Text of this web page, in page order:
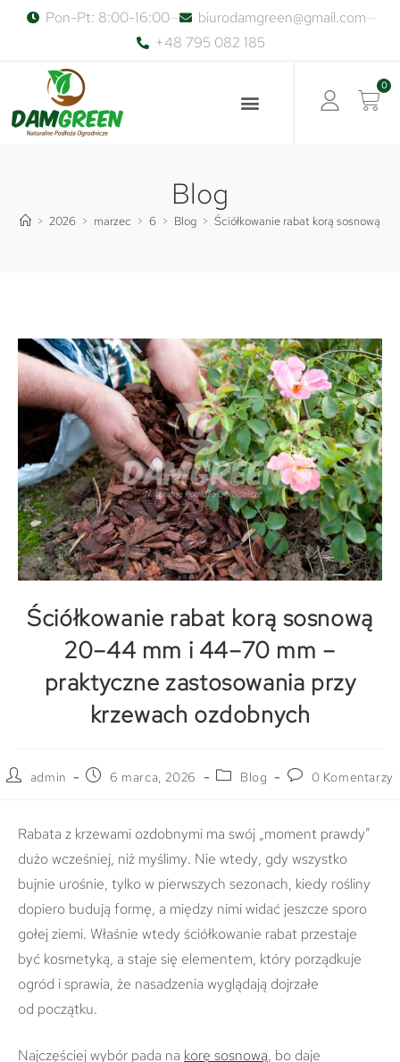
Pon-Pt: 8:00-16:00
biurodamgreen@gmail.com
+48 795 082 185
0
Blog
> 2026 > marzec > 6 > Blog > Ściółkowanie rabat korą sosnową
Ściółkowanie rabat korą sosnową
20–44 mm i 44–70 mm –
praktyczne zastosowania przy
krzewach ozdobnych
admin 6 marca, 2026 Blog 0 Komentarzy
Rabata z krzewami ozdobnymi ma swój „moment prawdy”
dużo wcześniej, niż myślimy. Nie wtedy, gdy wszystko
bujnie urośnie, tylko w pierwszych sezonach, kiedy rośliny
dopiero budują formę, a między nimi widać jeszcze sporo
gołej ziemi. Właśnie wtedy ściółkowanie rabat przestaje
być kosmetyką, a staje się elementem, który porządkuje
ogród i sprawia, że nasadzenia wyglądają dojrzałe
od początku.
Najczęściej wybór pada na korę sosnową, bo daje